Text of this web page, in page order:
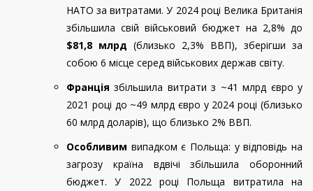
НАТО за витратами. У 2024 році Велика Британія
збільшила свій військовий бюджет на 2,8% до
$81,8 млрд (близько 2,3% ВВП), зберігши за
собою 6 місце серед військових держав світу.
Франція збільшила витрати з ~41 млрд євро у
2021 році до ~49 млрд євро у 2024 році (близько
60 млрд доларів), що близько 2% ВВП.
Особливим випадком є Польща: у відповідь на
загрозу країна вдвічі збільшила оборонний
бюджет. У 2022 році Польща витратила на